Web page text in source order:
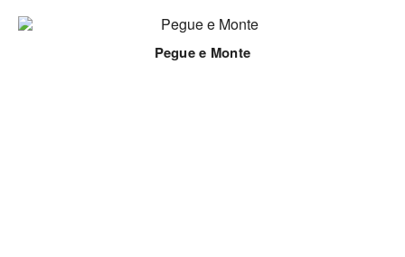
Pegue e Monte